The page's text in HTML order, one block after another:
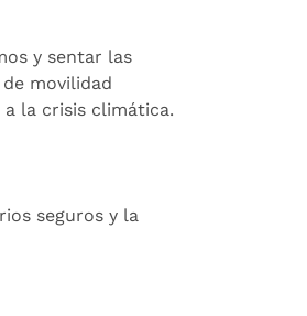
y sentar las
movilidad
la crisis climática.
seguros y la